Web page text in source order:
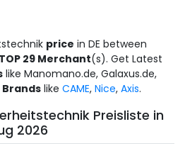
price in DE between
TOP 29 Merchant(s). Get Latest
like Manomano.de, Galaxus.de,
Brands like CAME, Nice, Axis.
Preisliste in
2026